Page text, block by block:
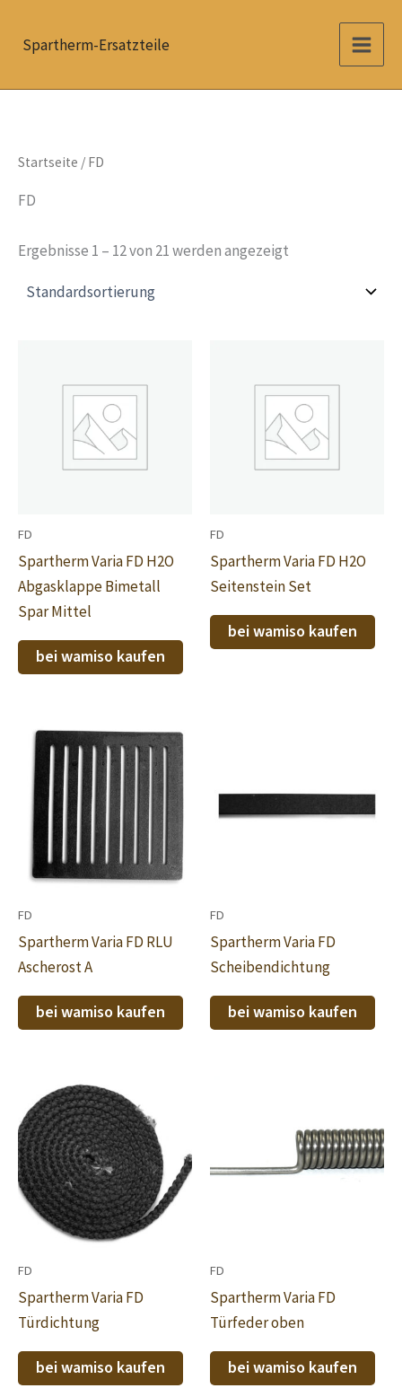
InhaltSpartherm-Ersatzteile
Startseite / FD
FD
Ergebnisse 1 – 12 von 21 werden angezeigt
FD
Spartherm Varia FD H2O
Abgasklappe Bimetall
Spar Mittel
bei wamiso kaufen
FD
Spartherm Varia FD H2O
Seitenstein Set
bei wamiso kaufen
FD
Spartherm Varia FD RLU
Ascherost A
bei wamiso kaufen
FD
Spartherm Varia FD
Scheibendichtung
bei wamiso kaufen
FD
Spartherm Varia FD
Türdichtung
bei wamiso kaufen
FD
Spartherm Varia FD
Türfeder oben
bei wamiso kaufen